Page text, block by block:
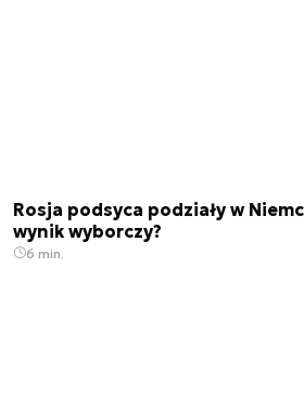
Rosja podsyca podziały w
wynik wyborczy?
6 min.